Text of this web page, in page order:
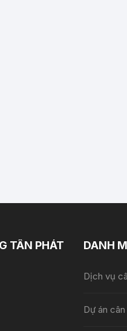
TÂN PHÁT DANH
Dịch vụ
Dự án